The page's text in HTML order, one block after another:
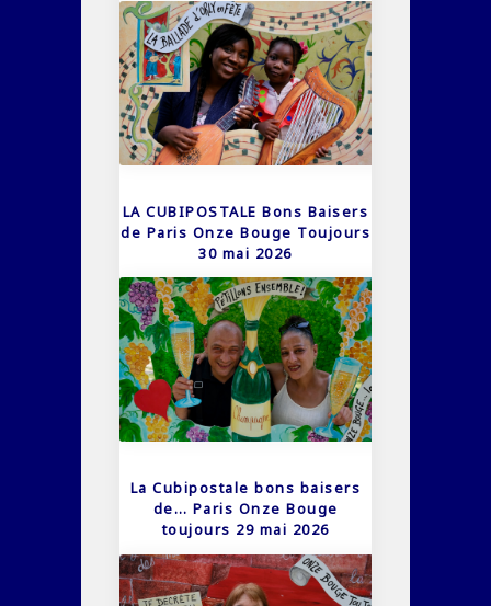
LA CUBIPOSTALE Bons Baisers
de Paris Onze Bouge Toujours
30 mai 2026
La Cubipostale bons baisers
de… Paris Onze Bouge
toujours 29 mai 2026